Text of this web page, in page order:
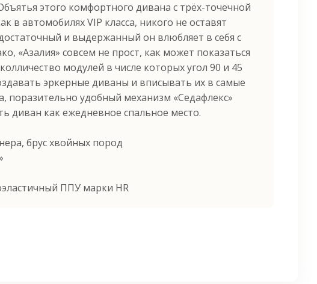
этого комфортного дивана с трёх-точечной
в автомобилях VIP класса, никого не оставят
и выдержанный он влюбляет в себя с
«Азалия» совсем не прост, как может показаться
модулей в числе которых угол 90 и 45
эркерные диваны и вписывать их в самые
поразительно удобный механизм «Седафлекс»
диван как ежедневное спальное место.
брус хвойных пород
ППУ марки HR